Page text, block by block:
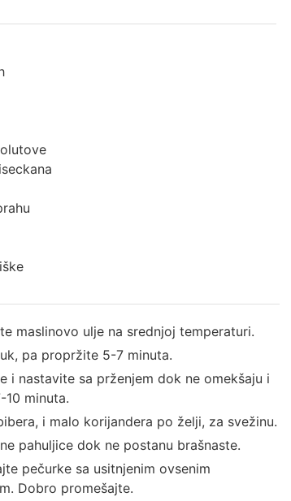
maslinovo ulje na srednjoj temperaturi.
pa propržite 5-7 minuta.
i nastavite sa prženjem dok ne omekšaju i
10 minuta.
i malo korijandera po želji, za svežinu.
pahuljice dok ne postanu brašnaste.
pečurke sa usitnjenim ovsenim
Dobro promešajte.